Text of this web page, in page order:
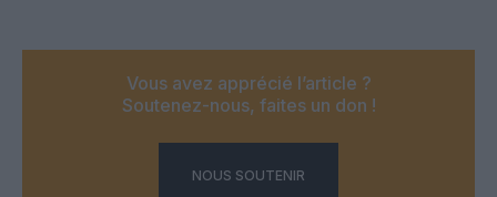
Vous avez apprécié l’article ?
Soutenez-nous, faites un don !
NOUS SOUTENIR